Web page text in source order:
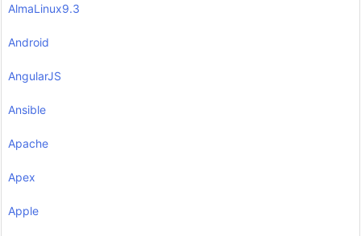
AlmaLinux9.3
Android
AngularJS
Ansible
Apache
Apex
Apple